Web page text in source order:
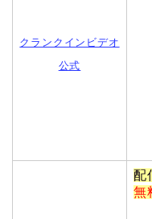
クランクインビデオ
公式
配
無